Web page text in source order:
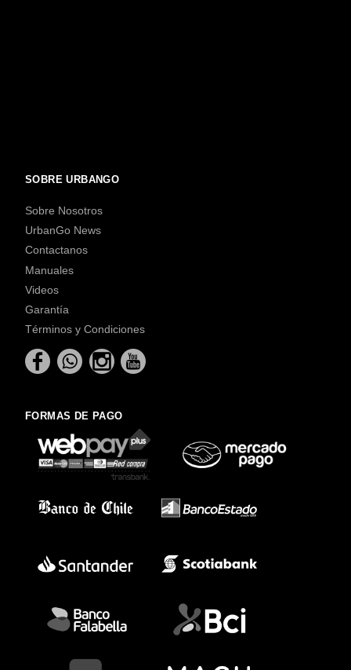
SOBRE URBANGO
Sobre Nosotros
UrbanGo News
Contactanos
Manuales
Videos
Garantía
Términos y Condiciones
FORMAS DE PAGO